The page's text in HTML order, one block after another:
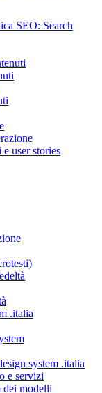
SEO: Search
user stories
.italia
system .italia
e servizi
dei modelli